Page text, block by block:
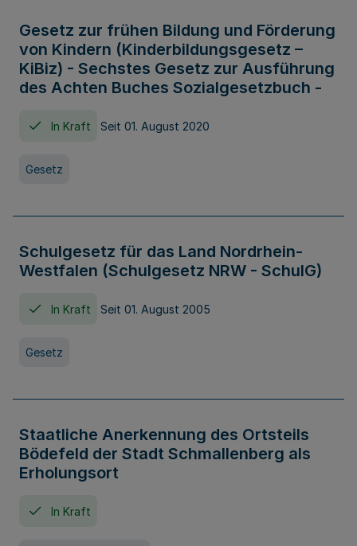
Gesetz zur frühen Bildung und Förderung
von Kindern (Kinderbildungsgesetz –
KiBiz) - Sechstes Gesetz zur Ausführung
des Achten Buches Sozialgesetzbuch -
In Kraft Seit 01. August 2020
Gesetz
Schulgesetz für das Land Nordrhein-
Westfalen (Schulgesetz NRW - SchulG)
In Kraft Seit 01. August 2005
Gesetz
Staatliche Anerkennung des Ortsteils
Bödefeld der Stadt Schmallenberg als
Erholungsort
In Kraft